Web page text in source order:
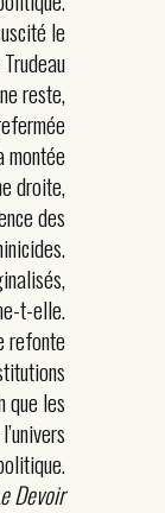
le
reste,
montée
droite,
des
t-elle.
refonte
que les
Devoir